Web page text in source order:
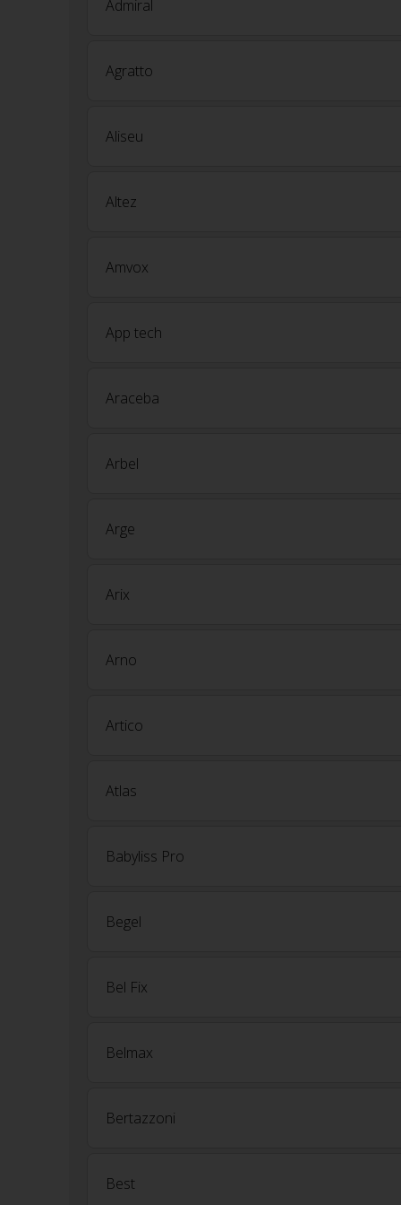
Admiral
Agratto
Aliseu
Altez
Amvox
App tech
Araceba
Arbel
Arge
Arix
Arno
Artico
Atlas
Babyliss Pro
Begel
Bel Fix
Belmax
Bertazzoni
Best